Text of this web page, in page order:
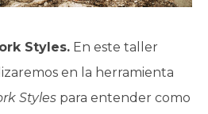
Styles. En este taller
en la herramienta
Styles para entender como